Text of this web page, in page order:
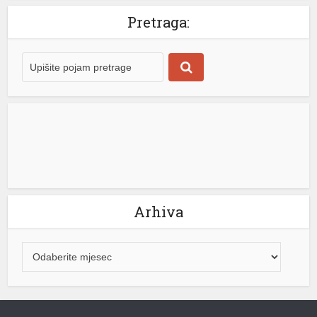
shortener
Pretraga:
Arhiva